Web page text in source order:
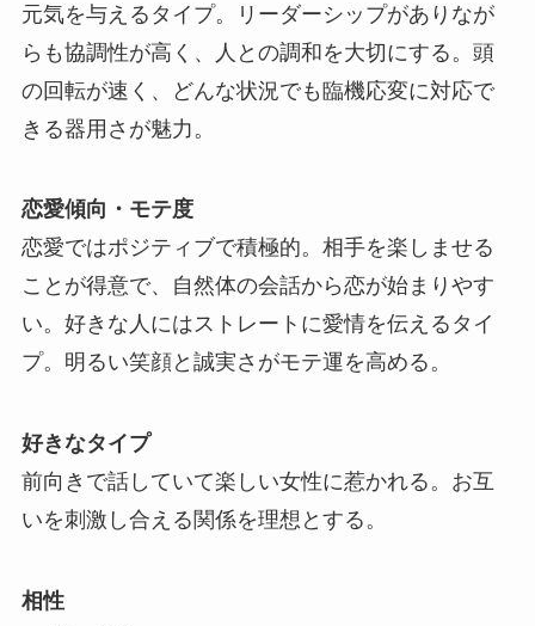
元気を与えるタイプ。リーダーシップがありなが
らも協調性が高く、人との調和を大切にする。頭
の回転が速く、どんな状況でも臨機応変に対応で
きる器用さが魅力。
恋愛傾向・モテ度
恋愛ではポジティブで積極的。相手を楽しませる
ことが得意で、自然体の会話から恋が始まりやす
い。好きな人にはストレートに愛情を伝えるタイ
プ。明るい笑顔と誠実さがモテ運を高める。
好きなタイプ
前向きで話していて楽しい女性に惹かれる。お互
いを刺激し合える関係を理想とする。
相性